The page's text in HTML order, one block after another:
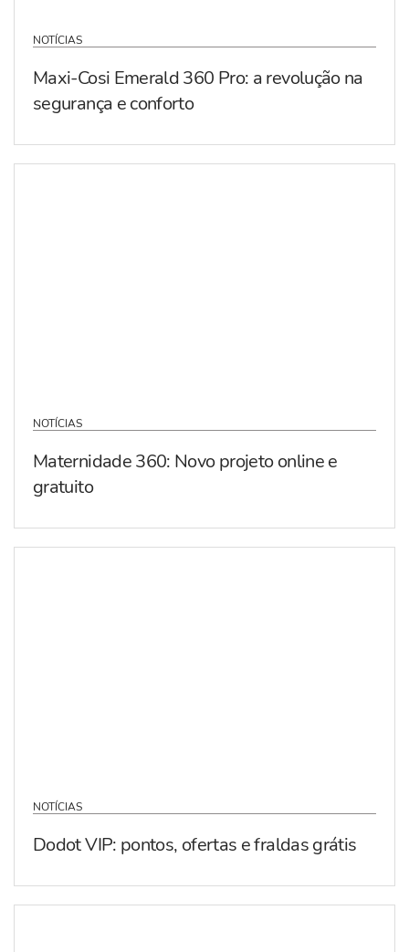
NOTÍCIAS
Maxi-Cosi Emerald 360 Pro: a revolução na
segurança e conforto
NOTÍCIAS
Maternidade 360: Novo projeto online e
gratuito
NOTÍCIAS
Dodot VIP: pontos, ofertas e fraldas grátis